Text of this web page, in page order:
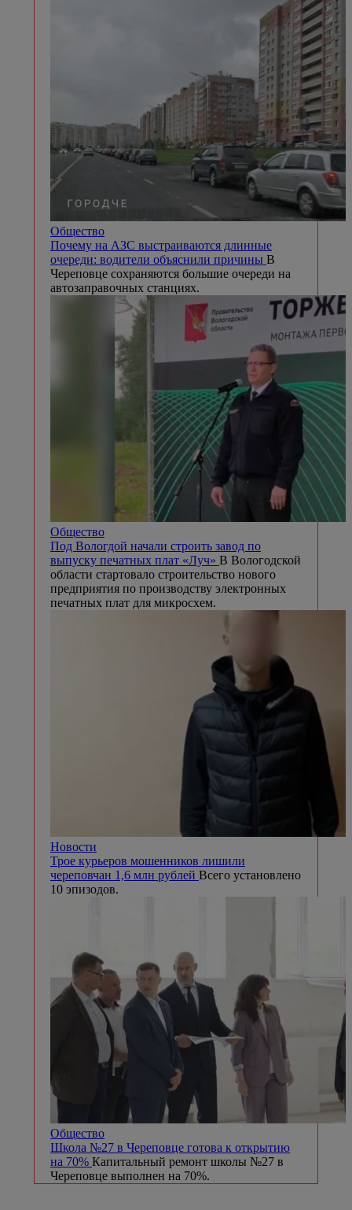
Общество
Почему на АЗС выстраиваются длинные
очереди: водители объяснили причины В
Череповце сохраняются большие очереди на
автозаправочных станциях.
Общество
Под Вологдой начали строить завод по
выпуску печатных плат «Луч» В Вологодской
области стартовало строительство нового
предприятия по производству электронных
печатных плат для микросхем.
Новости
Трое курьеров мошенников лишили
череповчан 1,6 млн рублей Всего установлено
10 эпизодов.
Общество
Школа №27 в Череповце готова к открытию
на 70% Капитальный ремонт школы №27 в
Череповце выполнен на 70%.